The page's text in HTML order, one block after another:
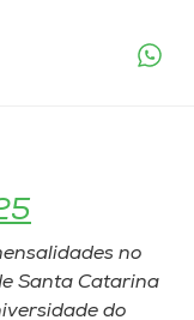
no
Santa Catarina
do